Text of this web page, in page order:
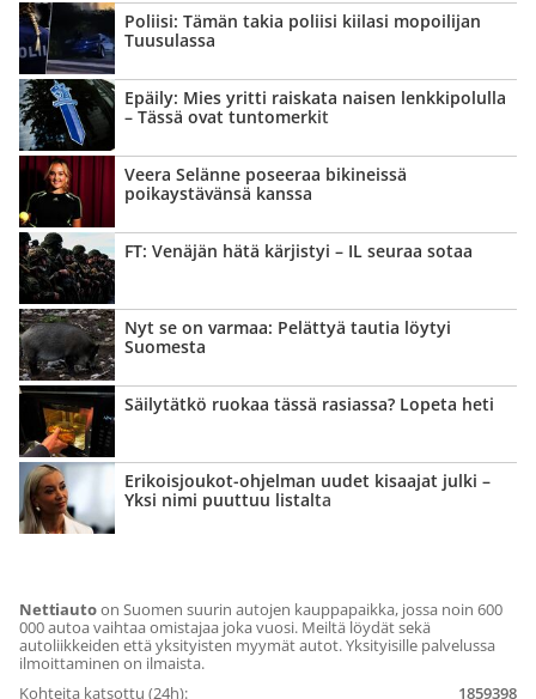
Poliisi: Tämän takia poliisi kiilasi mopoilijan
Tuusulassa
Epäily: Mies yritti raiskata naisen lenkkipolulla
– Tässä ovat tuntomerkit
Veera Selänne poseeraa bikineissä
poikaystävänsä kanssa
FT: Venäjän hätä kärjistyi – IL seuraa sotaa
Nyt se on varmaa: Pelättyä tautia löytyi
Suomesta
Säilytätkö ruokaa tässä rasiassa? Lopeta heti
Erikoisjoukot-ohjelman uudet kisaajat julki –
Yksi nimi puuttuu listalta
Nettiautoon Suomen suurin autojen kauppapaikka, jossa noin 600
000 autoa vaihtaa omistajaa joka vuosi. Meiltä löydät sekä
autoliikkeiden että yksityisten myymät autot. Yksityisille palvelussa
ilmoittaminen on ilmaista.
Kohteita katsottu (24h):
1859398